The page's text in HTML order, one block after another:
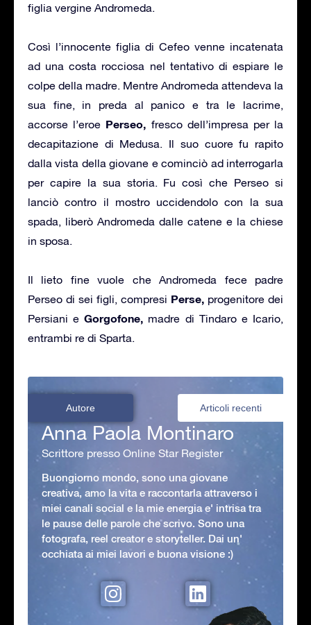
figlia vergine Andromeda.
Così l’innocente figlia di Cefeo venne incatenata
ad una costa rocciosa nel tentativo di espiare le
colpe della madre. Mentre Andromeda attendeva la
sua fine, in preda al panico e tra le lacrime,
accorse l’eroe Perseo, fresco dell’impresa per la
decapitazione di Medusa. Il suo cuore fu rapito
dalla vista della giovane e cominciò ad interrogarla
per capire la sua storia. Fu così che Perseo si
lanciò contro il mostro uccidendolo con la sua
spada, liberò Andromeda dalle catene e la chiese
in sposa.
Il lieto fine vuole che Andromeda fece padre
Perseo di sei figli, compresi Perse, progenitore dei
Persiani eGorgofone, madre di Tindaro e Icario,
entrambi re di Sparta.
Autore Articoli recenti
Anna Paola Montinaro
Scrittore presso Online Star Register
Buongiorno mondo, sono una giovane
creativa, amo la vita e raccontarla attraverso i
miei canali social e la mie energia e' intrisa tra
le pause delle parole che scrivo. Sono una
fotografa, reel creator e storyteller. Dai un'
occhiata ai miei lavori e buona visione :)